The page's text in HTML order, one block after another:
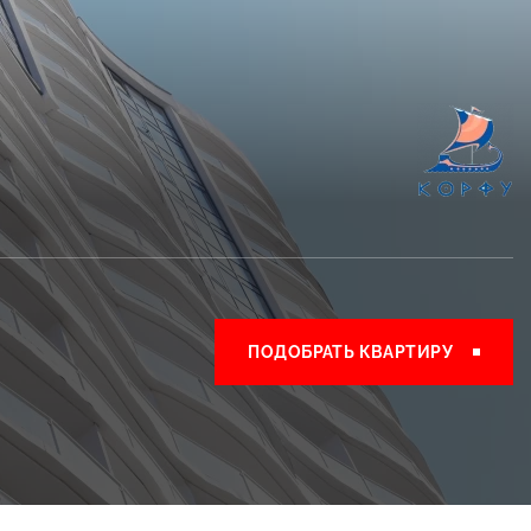
ПОДОБРАТЬ КВАРТИРУ